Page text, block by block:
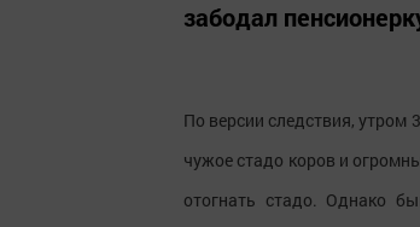
забодал
По версии следствия, утром
чужое стадо коров и
отогнать стадо. Однако